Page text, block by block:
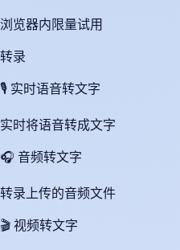
浏览器内限量试用
转录
🎙️ 实时语音转文字
实时将语音转成文字
🎧 音频转文字
转录上传的音频文件
🎬 视频转文字